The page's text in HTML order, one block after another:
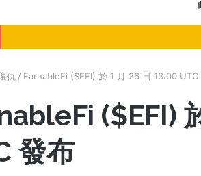
仇 / EarnableFi ($EFI) 於 1 月 26 日 13:00 UTC
($EFI)
發布